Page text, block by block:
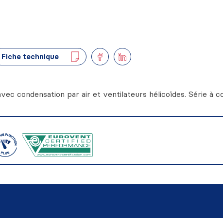
Fiche technique
condensation par air et ventilateurs hélicoïdes. Série à